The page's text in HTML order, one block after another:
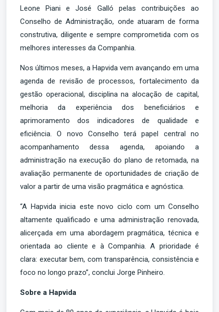
Leone Piani e José Galló pelas contribuições ao
Conselho de Administração, onde atuaram de forma
construtiva, diligente e sempre comprometida com os
melhores interesses da Companhia.
Nos últimos meses, a Hapvida vem avançando em uma
agenda de revisão de processos, fortalecimento da
gestão operacional, disciplina na alocação de capital,
melhoria da experiência dos beneficiários e
aprimoramento dos indicadores de qualidade e
eficiência. O novo Conselho terá papel central no
acompanhamento dessa agenda, apoiando a
administração na execução do plano de retomada, na
avaliação permanente de oportunidades de criação de
valor a partir de uma visão pragmática e agnóstica.
“A Hapvida inicia este novo ciclo com um Conselho
altamente qualificado e uma administração renovada,
alicerçada em uma abordagem pragmática, técnica e
orientada ao cliente e à Companhia. A prioridade é
clara: executar bem, com transparência, consistência e
foco no longo prazo”, conclui Jorge Pinheiro.
Sobre a Hapvida